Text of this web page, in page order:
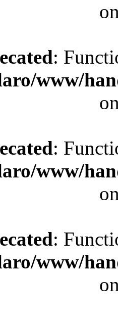
:
www/
:
www/
:
www/